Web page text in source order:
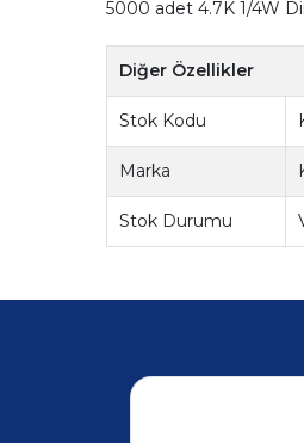
5000 adet 4.7K 1/4W
Diğer Özellikler
Stok Kodu
Marka
Stok Durumu